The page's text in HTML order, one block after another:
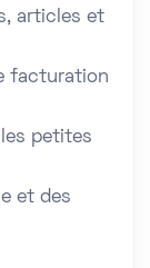
articles et
facturation
petites
et des